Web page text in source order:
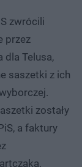
zwrócili
przez
dla Telusa,
saszetki z ich
zostały
a faktury